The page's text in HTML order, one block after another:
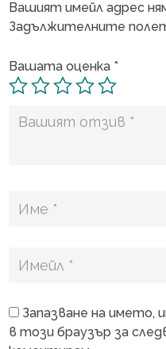
Вашият имейл адрес
Задължителните
Вашата оценка *
Запазване на името,
в този браузър за